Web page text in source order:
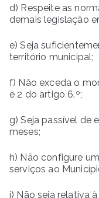
d) Respeite as
demais legislação
e) Seja
território municipal;
f) Não exceda o
e 2 do artigo 6.º;
g) Seja passível de
meses;
h) Não configure
serviços ao
i) Não seja relativa